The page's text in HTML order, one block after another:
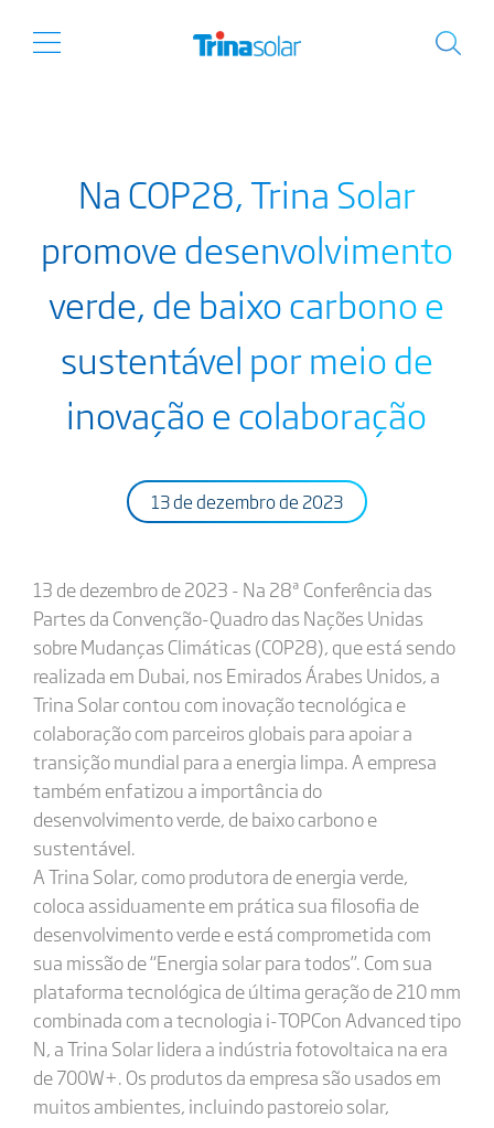
Na COP28, Trina Solar
promove desenvolvimento
verde, de baixo carbono e
sustentável por meio de
inovação e colaboração
13 de dezembro de 2023
13 de dezembro de 2023 - Na 28ª Conferência das
Partes da Convenção-Quadro das Nações Unidas
sobre Mudanças Climáticas (COP28), que está sendo
realizada em Dubai, nos Emirados Árabes Unidos, a
Trina Solar contou com inovação tecnológica e
colaboração com parceiros globais para apoiar a
transição mundial para a energia limpa. A empresa
também enfatizou a importância do
desenvolvimento verde, de baixo carbono e
sustentável.
A Trina Solar, como produtora de energia verde,
coloca assiduamente em prática sua filosofia de
desenvolvimento verde e está comprometida com
sua missão de “Energia solar para todos”. Com sua
plataforma tecnológica de última geração de 210 mm
combinada com a tecnologia i-TOPCon Advanced tipo
N, a Trina Solar lidera a indústria fotovoltaica na era
de 700W+. Os produtos da empresa são usados em
muitos ambientes, incluindo pastoreio solar,